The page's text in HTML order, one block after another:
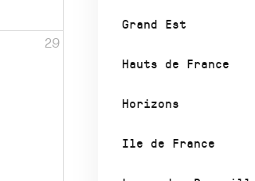
Grand Est
Hauts de France
Horizons
Ile de France
29